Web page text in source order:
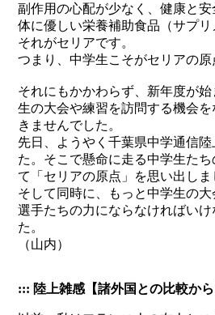
副作用の心配が少なく、健康と
体に優しい栄養補助食品（サプリ
それがセリアです。
つまり、中学生こそがセリアの原
それにもかかわらず、新年度が
生の大会や練習を訪問する機会
きませんでした。
先日、ようやく千葉県中学通信
た。そこで懸命に走る中学生た
て「セリアの原点」を思い出しま
そして同時に、もっと中学生の大
選手たちの力にならなければい
た。
（山内）
::: 陸上雑感【諸外国との比較か